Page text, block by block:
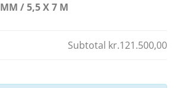
/ 5,5 X 7 M
Subtotal kr.121.500,00